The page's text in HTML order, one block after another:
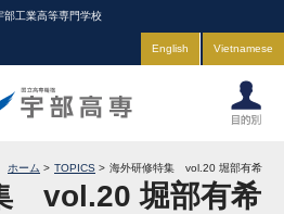
工業高等専門学校
English Vietnamese
ホーム TOPICS 海外研修特集 vol.20 堀部有希
vol.20 堀部有希